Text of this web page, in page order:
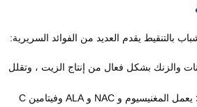
بالتنقيط يقدم العديد من الفوائد السريرية:
والزنك بشكل فعال من إنتاج الزيت ، وتقلل
يعمل المغنيسيوم و NAC و ALA وفيتامين C